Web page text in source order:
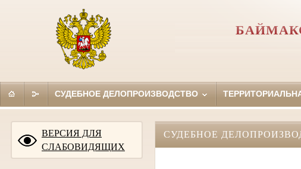
СУДЕБНОЕ ДЕЛОПРОИЗВОДСТВО
ВЕРСИЯ ДЛЯ
СЛАБОВИДЯЩИХ
СУДЕБНОЕ